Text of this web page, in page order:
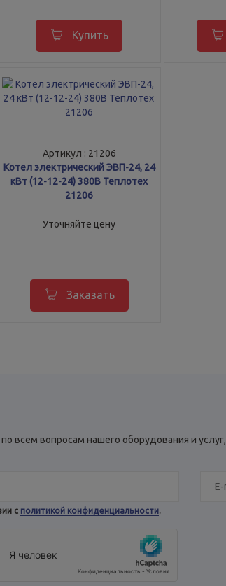
Купить
Артикул : 21206
Котел электрический ЭВП-24, 24
кВт (12-12-24) 380В Теплотех
21206
Уточняйте цену
Заказать
всем вопросам нашего оборудования и услуг,
с политикой конфиденциальности.